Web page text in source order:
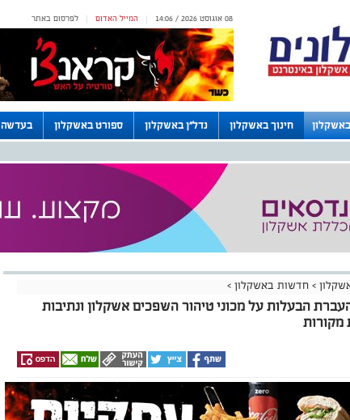
לפרסום באתר | המייל האדום | 08 אוגוסט 2026 / 14:06
חינוך באשקלון נדל"ן באשקלון ספורט באשקלון בעדשה
> חדשות באשקלון >
הבעלות על מכוני טיהור השפכים אשקלון ונתיבות
מקורות